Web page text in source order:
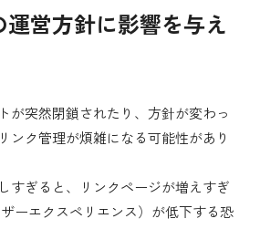
運営方針に影響を与え
が突然閉鎖されたり、方針が変わっ
ンク管理が煩雑になる可能性があり
すぎると、リンクページが増えすぎ
ーエクスペリエンス）が低下する恐